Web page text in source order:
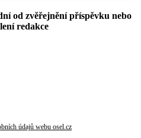
od zvěřejnění příspěvku nebo
redakce
údajů webu osel.cz